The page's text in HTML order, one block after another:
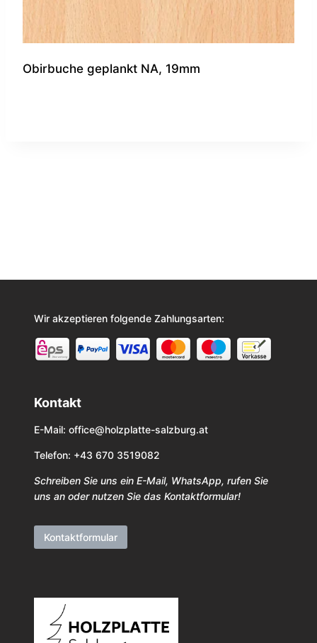
Obirbuche geplankt NA, 19mm
Wir akzeptieren folgende Zahlungsarten:
Kontakt
E-Mail: office@holzplatte-salzburg.at
Telefon: +43 670 3519082
Schreiben Sie uns ein E-Mail, WhatsApp, rufen Sie
uns an oder nutzen Sie das Kontaktformular!
Kontaktformular